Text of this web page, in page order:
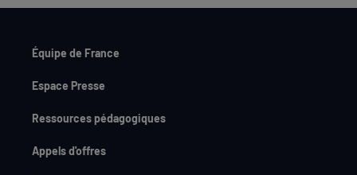
Équipe de France
Espace Presse
Ressources pédagogiques
Appels d'offres